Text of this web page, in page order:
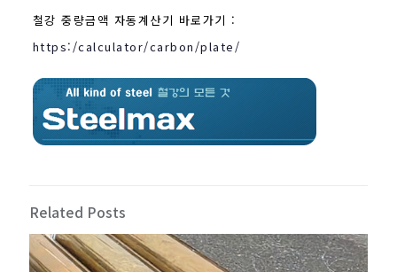
철강 중량금액 자동계산기 바로가기 :
https:/calculator/carbon/plate/
Related Posts